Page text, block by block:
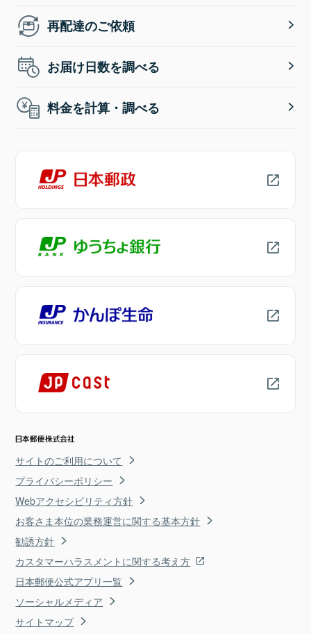
再配達のご依頼
お届け日数を調べる
料金を計算・調べる
サイトのご利用について
プライバシーポリシー
Webアクセシビリティ方針
お客さま本位の業務運営に関する基本方針
勧誘方針
カスタマーハラスメントに関する考え方
日本郵便公式アプリ一覧
ソーシャルメディア
サイトマップ